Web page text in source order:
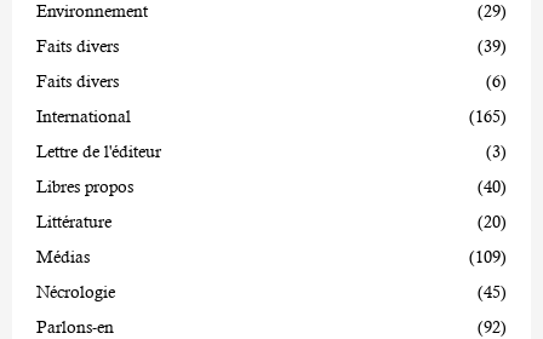
Environnement
(29)
Faits divers
(39)
Faits divers
(6)
International
(165)
Lettre de l'éditeur
(3)
Libres propos
(40)
Littérature
(20)
Médias
(109)
Nécrologie
(45)
Parlons-en
(92)